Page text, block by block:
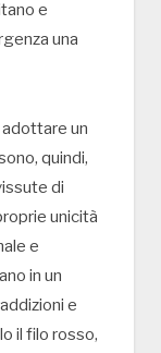
e
una
un
quindi,
di
unicità
e
in un
e
il filo rosso,